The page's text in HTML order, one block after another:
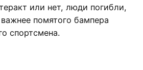
или нет, люди погибли,
помятого бампера
спортсмена.